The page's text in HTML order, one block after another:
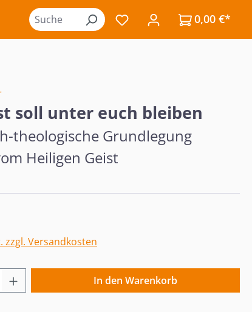
Du hast 0 Produkte auf
0,00 €*
soll unter euch bleiben
theologische Grundlegung
Heiligen Geist
zzgl. Versandkosten
Gib den gewünschten Wert
In den Warenkorb